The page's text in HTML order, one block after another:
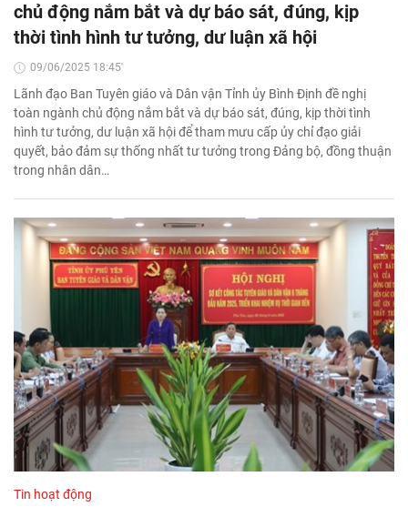
chủ động nắm bắt và dự báo sát, đúng, kịp
thời tình hình tư tưởng, dư luận xã hội
09/06/2025 18:45'
Lãnh đạo Ban Tuyên giáo và Dân vận Tỉnh ủy Bình Định đề nghị
toàn ngành chủ động nắm bắt và dự báo sát, đúng, kịp thời tình
hình tư tưởng, dư luận xã hội để tham mưu cấp ủy chỉ đạo giải
quyết, bảo đảm sự thống nhất tư tưởng trong Đảng bộ, đồng thuận
trong nhân dân…
Tin hoạt động